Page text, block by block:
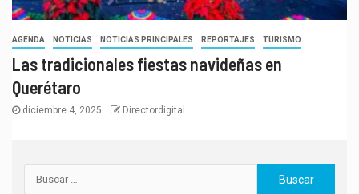
AGENDA NOTICIAS NOTICIAS PRINCIPALES REPORTAJES TURISMO
Las tradicionales fiestas navideñas en
Querétaro
diciembre 4, 2025 Directordigital